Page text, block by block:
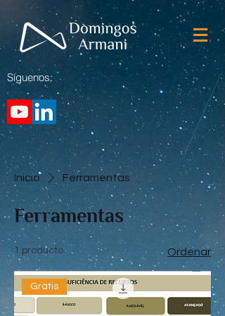
Síguenos:
Inicio Ferramentas
Ferramentas
1 producto Ordenar
Grátis